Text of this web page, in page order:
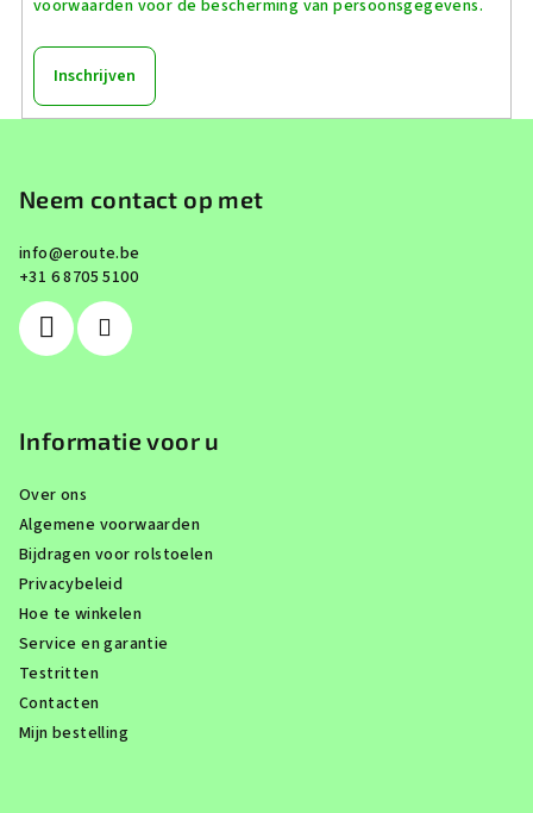
voorwaarden voor de bescherming van persoonsgegevens.
Inschrijven
Neem contact op met
info@eroute.be
+31 6 8705 5100
Informatie voor u
Over ons
Algemene voorwaarden
Bijdragen voor rolstoelen
Privacybeleid
Hoe te winkelen
Service en garantie
Testritten
Contacten
Mijn bestelling